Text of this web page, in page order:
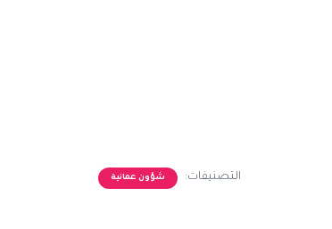
التصنيفات: شؤون عمانية